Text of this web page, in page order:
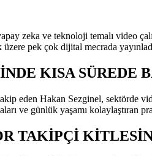
zeka ve teknoloji temalı video
pek çok dijital mecrada
KISA SÜREDE
eden Hakan Sezginel,
ve günlük yaşamı
TAKİPÇİ